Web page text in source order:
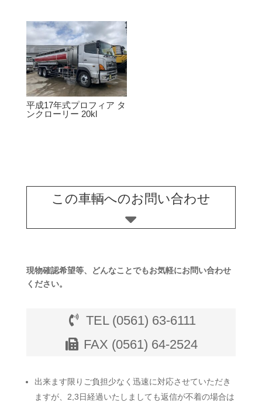
平成17年式プロフィア タ
ンクローリー 20kl
この車輌へのお問い合わせ
現物確認希望等、どんなことでもお気軽にお問い合わせ
ください。
TEL (0561) 63-6111
FAX (0561) 64-2524
出来ます限りご負担少なく迅速に対応させていただき
ますが、2,3日経過いたしましても返信が不着の場合は